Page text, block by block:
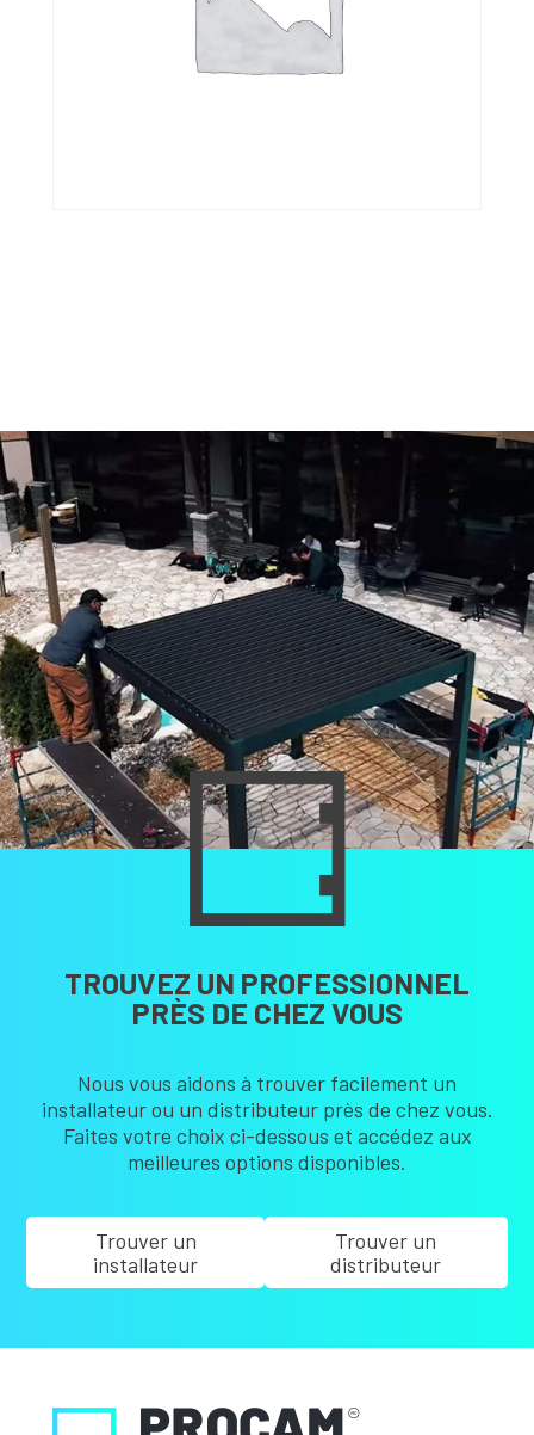
TROUVEZ UN PROFESSIONNEL
PRÈS DE CHEZ VOUS
Nous vous aidons à trouver facilement un
installateur ou un distributeur près de chez vous.
Faites votre choix ci-dessous et accédez aux
meilleures options disponibles.
Trouver un
installateur
Trouver un
distributeur